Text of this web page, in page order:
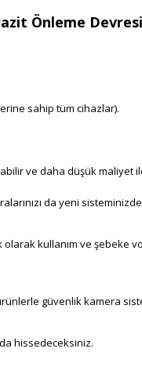
Önleme
sahip tüm cihazlar).
ve daha düşük maliyet
da yeni
olarak kullanım ve şebeke
güvenlik kamera
hissedeceksiniz.